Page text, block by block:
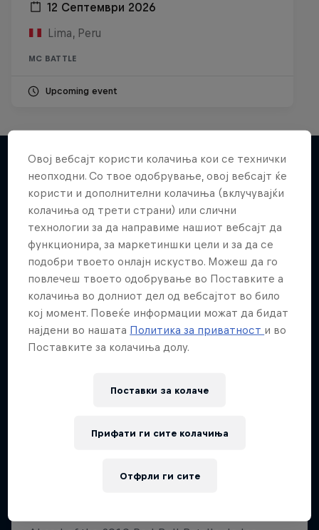
12 Септември 2026
Lima, Peru
MC BATTLE
Upcoming event
Повеќе слична содржина
Овој вебсајт користи колачиња кои се технички
неопходни. Со твое одобрување, овој вебсајт ќе
користи и дополнителни колачиња (вклучувајќи
колачиња од трети страни) или слични
технологии за да направиме нашиот вебсајт да
функционира, за маркетиншки цели и за да се
подобри твоето онлајн искуство. Можеш да го
повлечеш твоето одобрување во Поставките а
колачиња во долниот дел од вебсајтот во било
кој момент. Повеќе информации можат да бидат
најдени во нашата Политика за приватност и во
Поставките за колачиња долу.
Поставки за колачe
Отфрли ги сите
Прифати ги сите колачиња